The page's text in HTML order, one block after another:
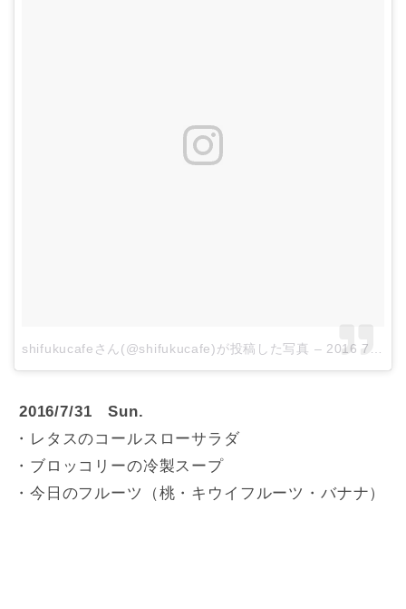
shifukucafeさん(@shifukucafe)が投稿した写真 – 2016 7月 30 6:08午後 PDT
2016/7/31 Sun.
・レタスのコールスローサラダ
・ブロッコリーの冷製スープ
・今日のフルーツ（桃・キウイフルーツ・バナナ）